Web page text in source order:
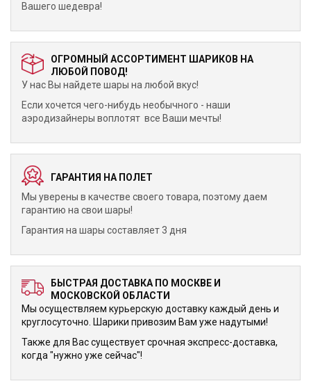
Вашего шедевра!
ОГРОМНЫЙ АССОРТИМЕНТ ШАРИКОВ НА
ЛЮБОЙ ПОВОД!
У нас Вы найдете шары на любой вкус!
Если хочется чего-нибудь необычного - наши
аэродизайнеры воплотят все Ваши мечты!
ГАРАНТИЯ НА ПОЛЕТ
Мы уверены в качестве своего товара, поэтому даем
гарантию на свои шары!
Гарантия на шары составляет 3 дня
БЫСТРАЯ ДОСТАВКА ПО МОСКВЕ И
МОСКОВСКОЙ ОБЛАСТИ
Мы осуществляем курьерскую доставку каждый день и
круглосуточно. Шарики привозим Вам уже надутыми!
Также для Вас существует срочная экспресс-доставка,
когда "нужно уже сейчас"!